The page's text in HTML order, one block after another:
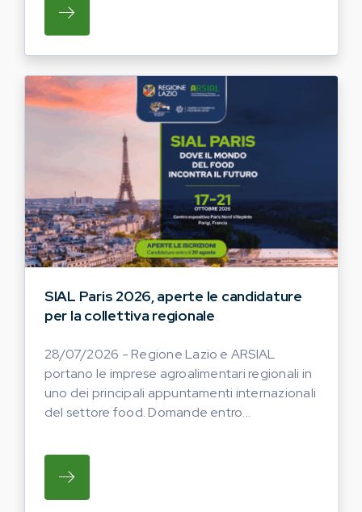
SU REGIONE LAZIO E ARSIAL INVITANO
SIAL Paris 2026, aperte le candidature
per la collettiva regionale
28/07/2026 - Regione Lazio e ARSIAL
portano le imprese agroalimentari regionali in
uno dei principali appuntamenti internazionali
del settore food. Domande entro...
SU REGIONE LAZIO E ARSIAL PORTANO